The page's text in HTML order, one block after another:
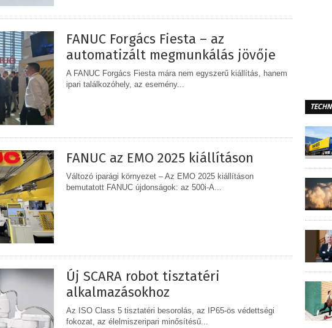
FANUC Forgács Fiesta – az
automatizált megmunkálás jövője
A FANUC Forgács Fiesta mára nem egyszerű kiállítás, hanem
ipari találkozóhely, az esemény...
FANUC az EMO 2025 kiállításon
Változó iparági környezet – Az EMO 2025 kiállításon
bemutatott FANUC újdonságok: az 500i-A...
Új SCARA robot tisztatéri
alkalmazásokhoz
Az ISO Class 5 tisztatéri besorolás, az IP65-ös védettségi
fokozat, az élelmiszeripari minősítésű...